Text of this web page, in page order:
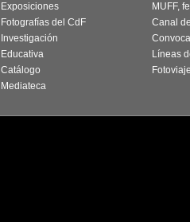
Exposiciones
Fotografías del CdF
Investigación
Educativa
Catálogo
Mediateca
MUFF,
Canal
Líneas